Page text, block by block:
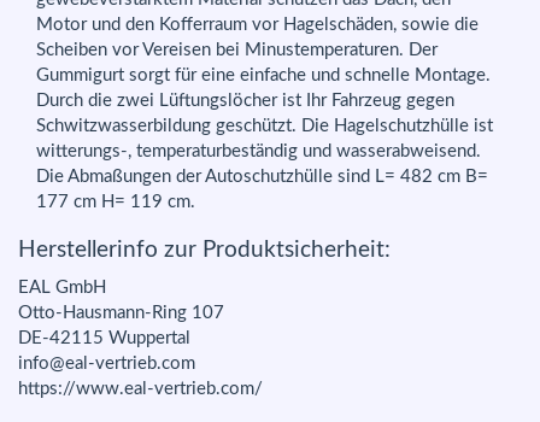
Motor und den Kofferraum vor Hagelschäden, sowie die
Scheiben vor Vereisen bei Minustemperaturen. Der
Gummigurt sorgt für eine einfache und schnelle Montage.
Durch die zwei Lüftungslöcher ist Ihr Fahrzeug gegen
Schwitzwasserbildung geschützt. Die Hagelschutzhülle ist
witterungs-, temperaturbeständig und wasserabweisend.
Die Abmaßungen der Autoschutzhülle sind L= 482 cm B=
177 cm H= 119 cm.
Herstellerinfo zur Produktsicherheit:
EAL GmbH
Otto-Hausmann-Ring 107
DE-42115 Wuppertal
info@eal-vertrieb.com
https://www.eal-vertrieb.com/